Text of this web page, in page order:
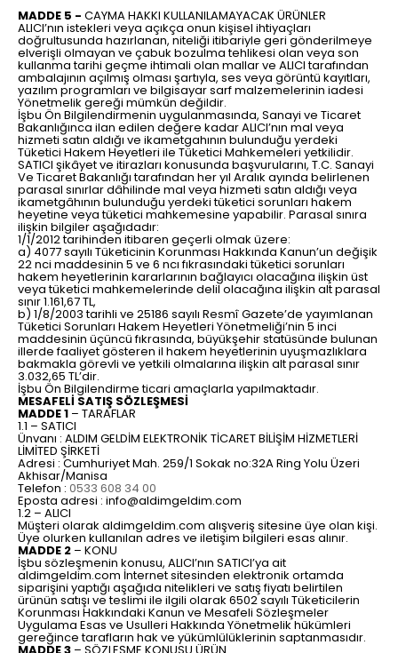
MADDE 5 - CAYMA HAKKI KULLANILAMAYACAK ÜRÜNLER
ALICI’nın istekleri veya açıkça onun kişisel ihtiyaçları
doğrultusunda hazırlanan, niteliği itibariyle geri gönderilmeye
elverişli olmayan ve çabuk bozulma tehlikesi olan veya son
kullanma tarihi geçme ihtimali olan mallar ve ALICI tarafından
ambalajının açılmış olması şartıyla, ses veya görüntü kayıtları,
yazılım programları ve bilgisayar sarf malzemelerinin iadesi
Yönetmelik gereği mümkün değildir.
İşbu Ön Bilgilendirmenin uygulanmasında, Sanayi ve Ticaret
Bakanlığınca ilan edilen değere kadar ALICI’nın mal veya
hizmeti satın aldığı ve ikametgahının bulunduğu yerdeki
Tüketici Hakem Heyetleri ile Tüketici Mahkemeleri yetkilidir.
SATICI şikâyet ve itirazları konusunda başvurularını, T.C. Sanayi
Ve Ticaret Bakanlığı tarafından her yıl Aralık ayında belirlenen
parasal sınırlar dâhilinde mal veya hizmeti satın aldığı veya
ikametgâhının bulunduğu yerdeki tüketici sorunları hakem
heyetine veya tüketici mahkemesine yapabilir. Parasal sınıra
ilişkin bilgiler aşağıdadır:
1/1/2012 tarihinden itibaren geçerli olmak üzere:
a) 4077 sayılı Tüketicinin Korunması Hakkında Kanun’un değişik
22 nci maddesinin 5 ve 6 ncı fıkrasındaki tüketici sorunları
hakem heyetlerinin kararlarının bağlayıcı olacağına ilişkin üst
veya tüketici mahkemelerinde delil olacağına ilişkin alt parasal
sınır 1.161,67 TL,
b) 1/8/2003 tarihli ve 25186 sayılı Resmî Gazete’de yayımlanan
Tüketici Sorunları Hakem Heyetleri Yönetmeliği’nin 5 inci
maddesinin üçüncü fıkrasında, büyükşehir statüsünde bulunan
illerde faaliyet gösteren il hakem heyetlerinin uyuşmazlıklara
bakmakla görevli ve yetkili olmalarına ilişkin alt parasal sınır
3.032,65 TL’dir.
İşbu Ön Bilgilendirme ticari amaçlarla yapılmaktadır.
MESAFELİ SATIŞ SÖZLEŞMESİ
MADDE 1 – TARAFLAR
1.1 – SATICI
Ünvanı : ALDIM GELDİM ELEKTRONİK TİCARET BİLİŞİM HİZMETLERİ
LİMİTED ŞİRKETİ
Adresi : Cumhuriyet Mah. 259/1 Sokak no:32A Ring Yolu Üzeri
Akhisar/Manisa
Telefon : 0533 608 34 00
Eposta adresi : info@aldimgeldim.com
1.2 – ALICI
Müşteri olarak aldimgeldim.com alışveriş sitesine üye olan kişi.
Üye olurken kullanılan adres ve iletişim bilgileri esas alınır.
MADDE 2 – KONU
İşbu sözleşmenin konusu, ALICI’nın SATICI’ya ait
aldimgeldim.com İnternet sitesinden elektronik ortamda
siparişini yaptığı aşağıda nitelikleri ve satış fiyatı belirtilen
ürünün satışı ve teslimi ile ilgili olarak 6502 sayılı Tüketicilerin
Korunması Hakkındaki Kanun ve Mesafeli Sözleşmeler
Uygulama Esas ve Usulleri Hakkında Yönetmelik hükümleri
gereğince tarafların hak ve yükümlülüklerinin saptanmasıdır.